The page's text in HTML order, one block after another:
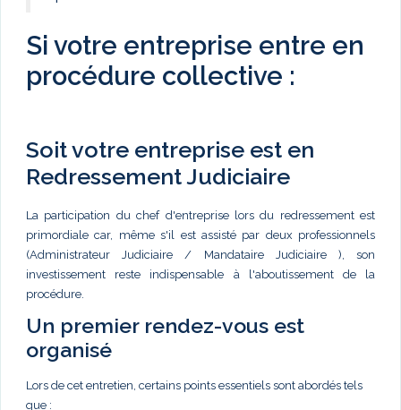
Si votre entreprise entre en
procédure collective :
Soit votre entreprise est en
Redressement Judiciaire
La participation du chef d'entreprise lors du redressement est
primordiale car, même s'il est assisté par deux professionnels
(Administrateur Judiciaire / Mandataire Judiciaire ), son
investissement reste indispensable à l'aboutissement de la
procédure.
Un premier rendez-vous est
organisé
Lors de cet entretien, certains points essentiels sont abordés tels
que :